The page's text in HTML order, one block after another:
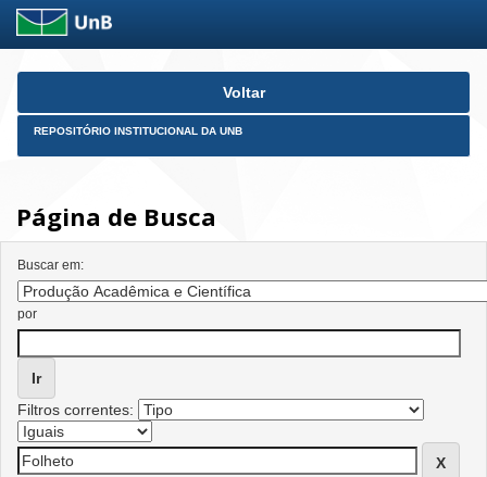
Skip
Voltar
REPOSITÓRIO INSTITUCIONAL DA UNB
Página de Busca
Buscar em:
por
Filtros correntes: